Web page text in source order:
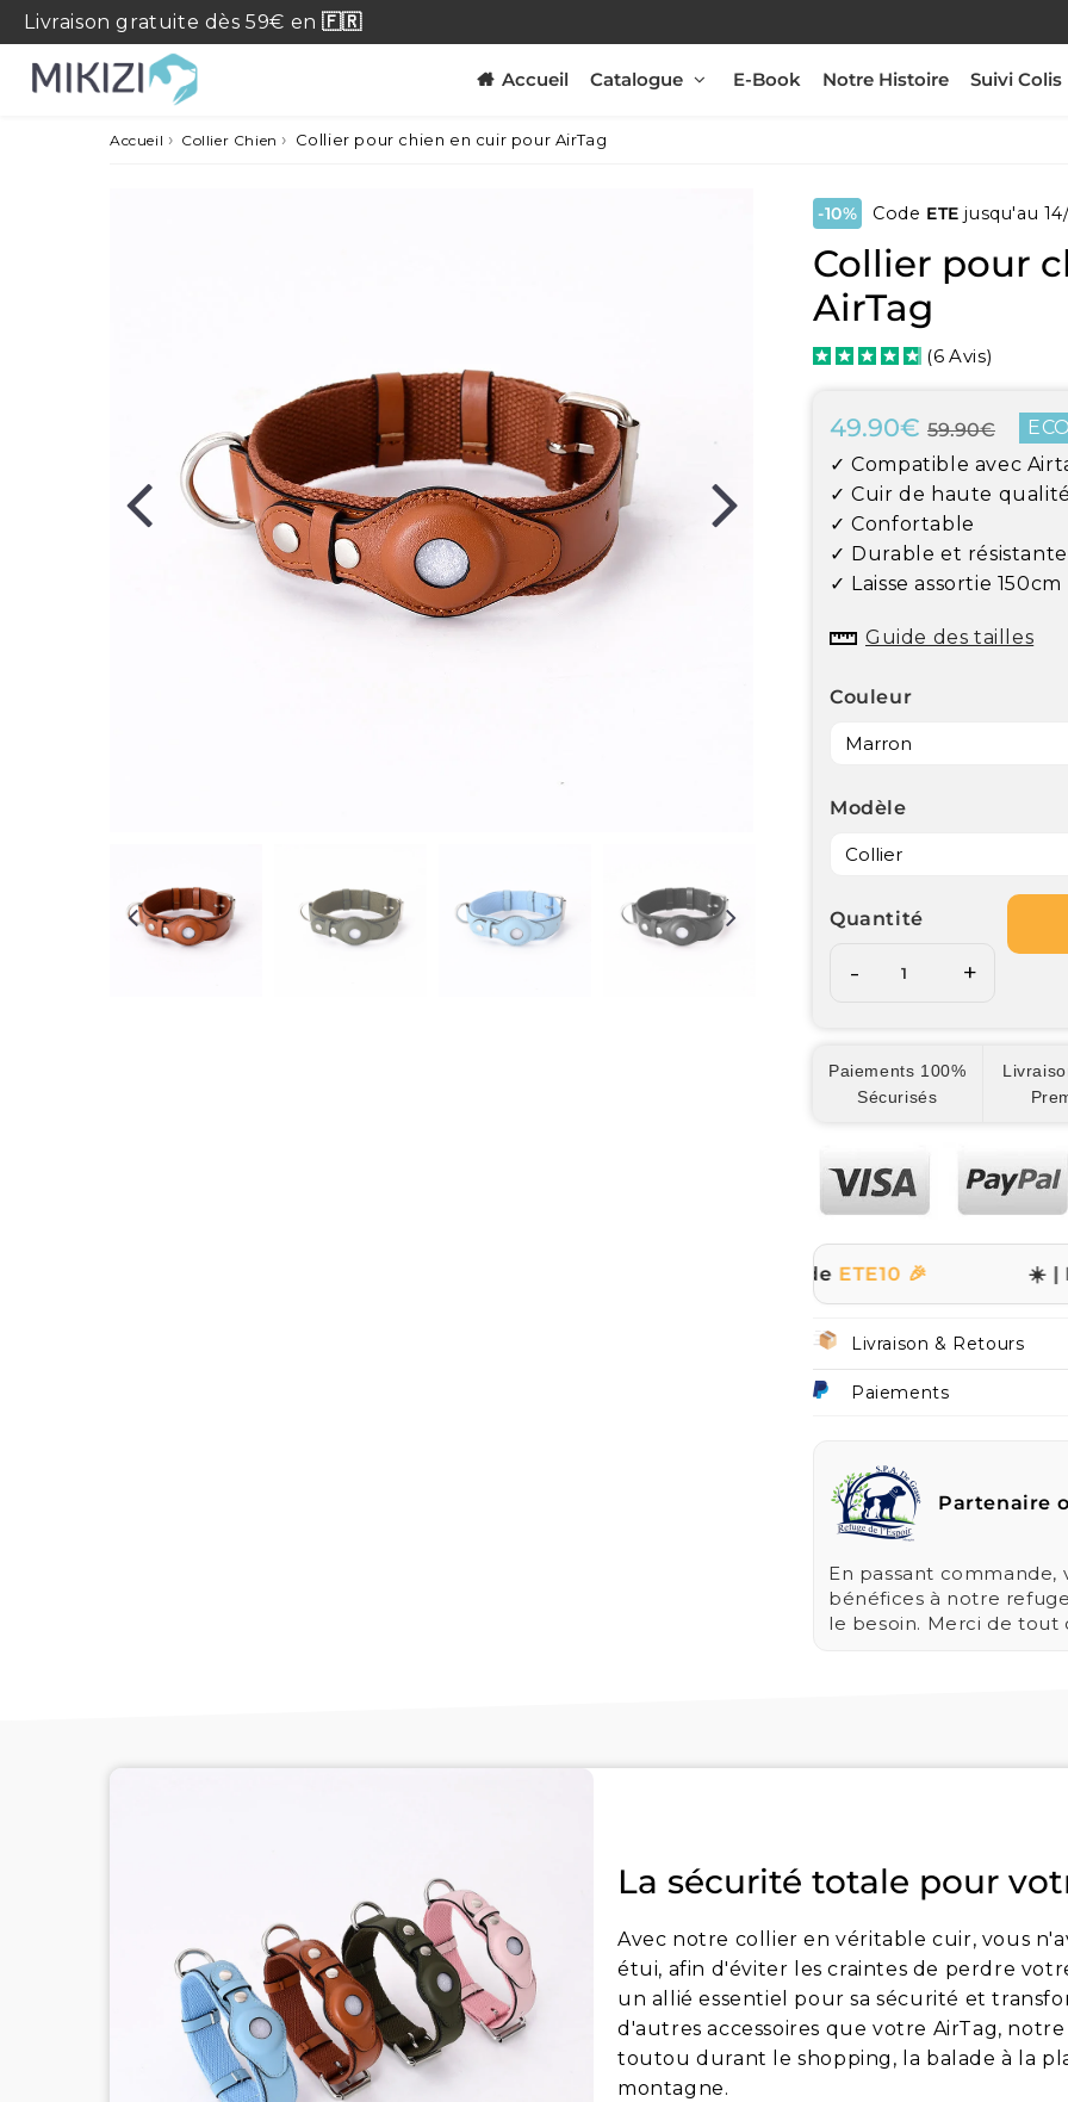
Livraison gratuite dès 59€ en🇫🇷
Accueil Catalogue E-Book Notre Histoire Suivi Colis
Accueil › Collier Chien › Collier pour chien en cuir pour AirTag
-10% Code ETE jusqu'au
Collier pour
AirTag
(6 Avis)
49.90€ 59.90€
Prix
Prix
Unit
price
✓ Compatible avec
✓ Cuir de haute
✓ Confortable
✓ Durable et résistante
✓ Laisse assortie 150cm
Guide des tailles
Couleur
Modèle
Quantité
- +
Paiements 100%
Sécurisés
ETE10 🎉 ☀️ | PROMO
Livraison & Retours
Paiements
Partenaire
En passant commande,
bénéfices à notre
le besoin. Merci de
La sécurité totale pour
Avec notre collier en véritable cuir, vous
étui, afin d'éviter les craintes de perdre
un allié essentiel pour sa sécurité et
d'autres accessoires que votre AirTag,
toutou durant le shopping, la balade à la
montagne.